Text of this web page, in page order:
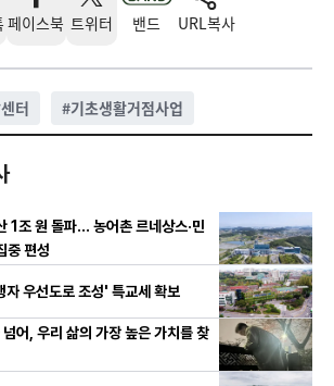
페이스북 트위터 밴드 URL복사
터 #기초생활거점사업
1조 원 돌파… 농어촌 르네상스·민
중 편성
자 우선도로 조성' 특교세 확보
어, 우리 삶의 가장 높은 가치를 찾